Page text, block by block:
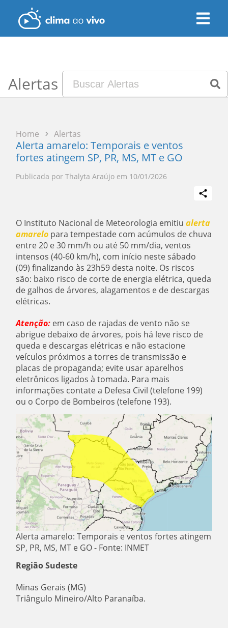
Alertas
Home Alertas
Alerta amarelo: Temporais e ventos
fortes atingem SP, PR, MS, MT e GO
Publicada por Thalyta Araújo em 10/01/2026
O Instituto Nacional de Meteorologia emitiualerta
amarelo para tempestade com acúmulos de chuva
entre 20 e 30 mm/h ou até 50 mm/dia, ventos
intensos (40-60 km/h), com início neste sábado
(09) finalizando às 23h59 desta noite. Os riscos
são: baixo risco de corte de energia elétrica, queda
de galhos de árvores, alagamentos e de descargas
elétricas.
Atenção: em caso de rajadas de vento não se
abrigue debaixo de árvores, pois há leve risco de
queda e descargas elétricas e não estacione
veículos próximos a torres de transmissão e
placas de propaganda; evite usar aparelhos
eletrônicos ligados à tomada. Para mais
informações contate a Defesa Civil (telefone 199)
ou o Corpo de Bombeiros (telefone 193).
Alerta amarelo: Temporais e ventos fortes atingem
SP, PR, MS, MT e GO - Fonte: INMET
Região Sudeste
Minas Gerais (MG)
Triângulo Mineiro/Alto Paranaíba.